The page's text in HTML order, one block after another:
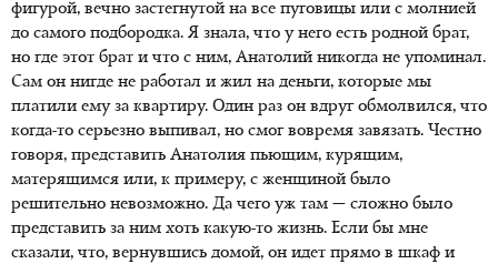
фигурой, вечно застегнутой на все пуговицы или с молнией
до самого подбородка. Я знала, что у него есть родной брат,
но где этот брат и что с ним, Анатолий никогда не упоминал.
Сам он нигде не работал и жил на деньги, которые мы
платили ему за квартиру. Один раз он вдруг обмолвился, что
когда-то серьезно выпивал, но смог вовремя завязать. Честно
говоря, представить Анатолия пьющим, курящим,
матерящимся или, к примеру, с женщиной было
решительно невозможно. Да чего уж там — сложно было
представить за ним хоть какую-то жизнь. Если бы мне
сказали, что, вернувшись домой, он идет прямо в шкаф и